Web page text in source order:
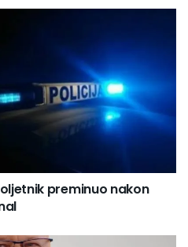
preminuo nakon